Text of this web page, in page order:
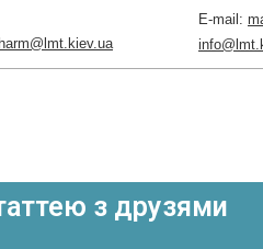
E-mail:
з друзями